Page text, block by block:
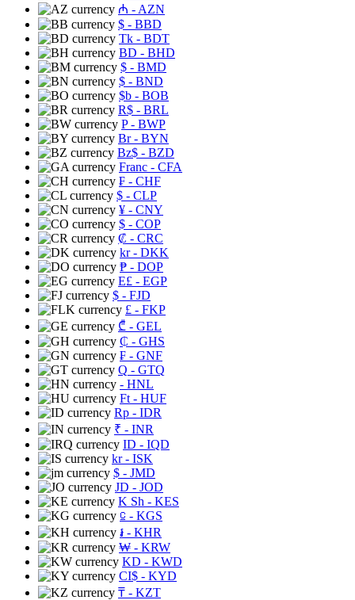
₼ - AZN
$ - BBD
Tk - BDT
BD - BHD
$ - BMD
$ - BND
$b - BOB
R$ - BRL
P- BWP
Br- BYN
Bz$ - BZD
Franc - CFA
₣ - CHF
$ - CLP
¥ - CNY
$ - COP
₡ - CRC
kr- DKK
₱ - DOP
E£ - EGP
$ - FJD
£ - FKP
₾ - GEL
₵ - GHS
₣ - GNF
Q - GTQ
- HNL
Ft - HUF
Rp - IDR
₹ - INR
ID - IQD
kr- ISK
$ - JMD
JD - JOD
K Sh - KES
⃀ - KGS
៛ - KHR
₩ - KRW
KD - KWD
CI$ - KYD
₸ - KZT